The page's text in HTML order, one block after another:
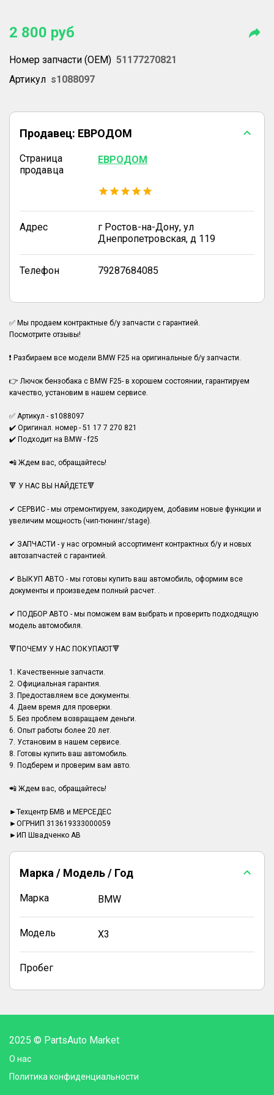
2 800 руб
Номер запчасти (OEM) 51177270821
Артикул s1088097
Продавец: ЕВРОДОМ
Страница
продавца
ЕВРОДОМ
Адрес
г Ростов-на-Дону, ул
Днепропетровская, д 119
Телефон 79287684085
✅ Мы продаем контрактные б/у запчасти с гарантией.
Посмотрите отзывы!
❗ Разбираем все модели BMW F25 на оригинальные б/у запчасти.
👉 Лючок бензобака с BMW F25- в хорошем состоянии, гарантируем
качество, установим в нашем сервисе.
✅ Артикул - s1088097
✔️ Оригинал. номер - 51 17 7 270 821
✔️ Подходит на BMW - f25
📲 Ждем вас, обращайтесь!
🔻 У НАС ВЫ НАЙДЕТЕ🔻
✔ СЕРВИС - мы отремонтируем, закодируем, добавим новые функции и
увеличим мощность (чип-тюнинг/stage).
✔ ЗАПЧАСТИ - у нас огромный ассортимент контрактных б/у и новых
автозапчастей с гарантией.
✔ ВЫКУП АВТО - мы готовы купить ваш автомобиль, оформим все
документы и произведем полный расчет. .
✔ ПОДБОР АВТО - мы поможем вам выбрать и проверить подходящую
модель автомобиля.
🔻ПОЧЕМУ У НАС ПОКУПАЮТ🔻
1. Качественные запчасти.
2. Официальная гарантия.
3. Предоставляем все документы.
4. Даем время для проверки.
5. Без проблем возвращаем деньги.
6. Опыт работы более 20 лет.
7. Установим в нашем сервисе.
8. Готовы купить ваш автомобиль.
9. Подберем и проверим вам авто.
📲 Ждем вас, обращайтесь!
►Техцентр БМВ и МЕРСЕДЕС
►ОГРНИП 313619333000059
►ИП Швадченко АВ
Марка / Модель / Год
Марка BMW
Модель X3
Пробег
2025 © PartsAuto Market
О нас
Политика конфиденциальности